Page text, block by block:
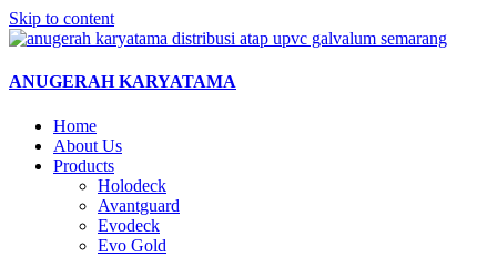
Skip to content
ANUGERAH KARYATAMA
Home
About Us
Products
Holodeck
Avantguard
Evodeck
Evo Gold